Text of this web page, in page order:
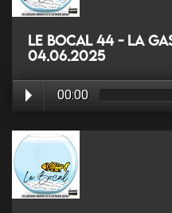
Le Bocal 44 - La
04.06.2025
00:00